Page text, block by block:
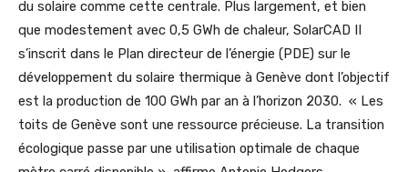
du solaire comme cette centrale. Plus largement, et bien
que modestement avec 0,5 GWh de chaleur, SolarCAD II
s’inscrit dans le Plan directeur de l’énergie (PDE) sur le
développement du solaire thermique à Genève dont l’objectif
est la production de 100 GWh par an à l’horizon 2030. « Les
toits de Genève sont une ressource précieuse. La transition
écologique passe par une utilisation optimale de chaque